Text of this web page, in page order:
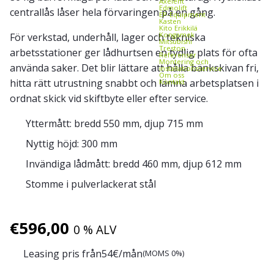
Edmolift
EP-Equipment
Kasten
Kito Erikkilä
Kongamek
Mitsubishi
Treston
Referenser
Montering och
installationsservice
Om oss
Kontakt
centrallås låser hela förvaringen på en gång.
För verkstad, underhåll, lager och tekniska
arbetsstationer ger lådhurtsen en tydlig plats för ofta
använda saker. Det blir lättare att hålla bänkskivan fri,
hitta rätt utrustning snabbt och lämna arbetsplatsen i
ordnat skick vid skiftbyte eller efter service.
Yttermått: bredd 550 mm, djup 715 mm
Nyttig höjd: 300 mm
Invändiga lådmått: bredd 460 mm, djup 612 mm
Stomme i pulverlackerat stål
€596,00 0 % ALV
Leasing pris från54€/mån(MOMS 0%)